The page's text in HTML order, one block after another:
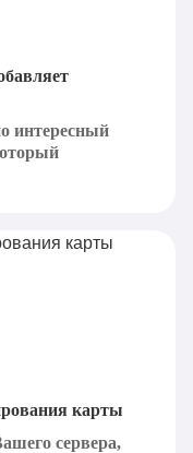
интересный
карты
сервера,